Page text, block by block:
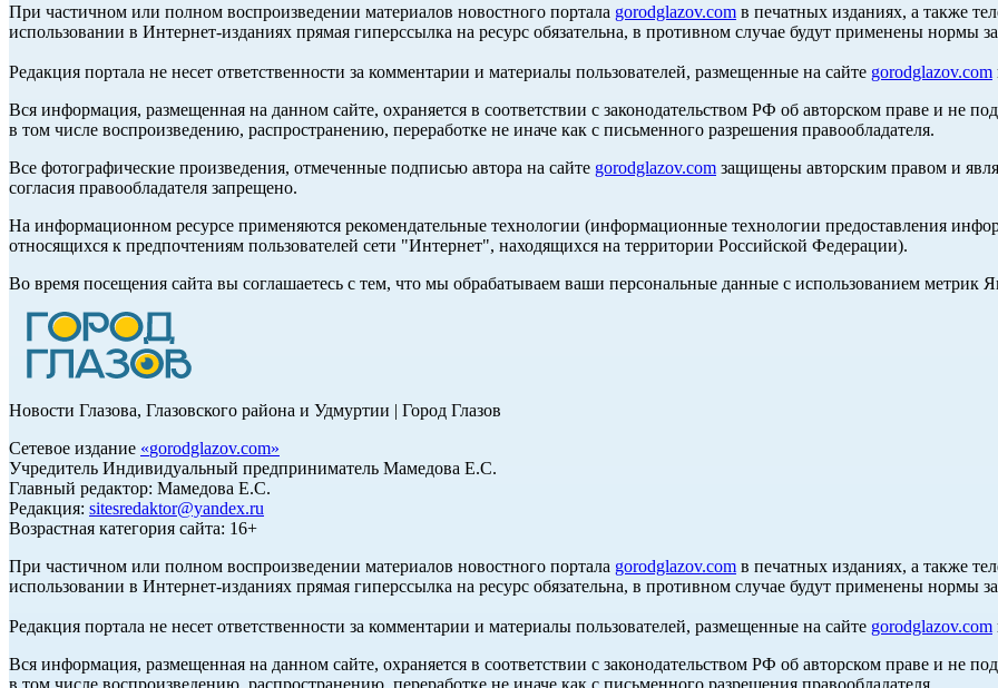
При частичном или полном воспроизведении материалов новостного портала gorodglazov.com в печатных изданиях, а также
использовании в Интернет-изданиях прямая гиперссылка на ресурс обязательна, в противном случае будут применены нормы
Редакция портала не несет ответственности за комментарии и материалы пользователей, размещенные на сайте gorodglazov.com
Вся информация, размещенная на данном сайте, охраняется в соответствии с законодательством РФ об авторском праве и не
в том числе воспроизведению, распространению, переработке не иначе как с письменного разрешения правообладателя.
Все фотографические произведения, отмеченные подписью автора на сайте gorodglazov.com защищены авторским правом и
согласия правообладателя запрещено.
На информационном ресурсе применяются рекомендательные технологии (информационные технологии предоставления
относящихся к предпочтениям пользователей сети "Интернет", находящихся на территории Российской Федерации).
Во время посещения сайта вы соглашаетесь с тем, что мы обрабатываем ваши персональные данные с использованием метрик
Новости Глазова, Глазовского района и Удмуртии | Город Глазов
Сетевое издание «gorodglazov.com»
Учредитель Индивидуальный предприниматель Мамедова Е.С.
Главный редактор: Мамедова Е.С.
Редакция: sitesredaktor@yandex.ru
Возрастная категория сайта: 16+
При частичном или полном воспроизведении материалов новостного портала gorodglazov.com в печатных изданиях, а также
использовании в Интернет-изданиях прямая гиперссылка на ресурс обязательна, в противном случае будут применены нормы
Редакция портала не несет ответственности за комментарии и материалы пользователей, размещенные на сайте gorodglazov.com
Вся информация, размещенная на данном сайте, охраняется в соответствии с законодательством РФ об авторском праве и не
в том числе воспроизведению, распространению, переработке не иначе как с письменного разрешения правообладателя.